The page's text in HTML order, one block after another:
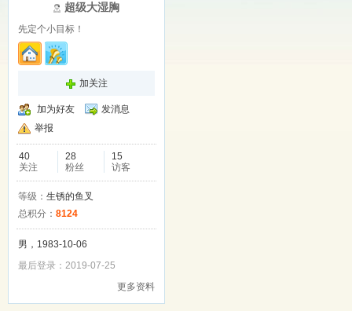
超级大湿胸
先定个小目标！
加关注
加为好友
发消息
举报
40
关注
28
粉丝
15
访客
等级： 生锈的鱼叉
总积分： 8124
男，1983-10-06
最后登录：2019-07-25
更多资料